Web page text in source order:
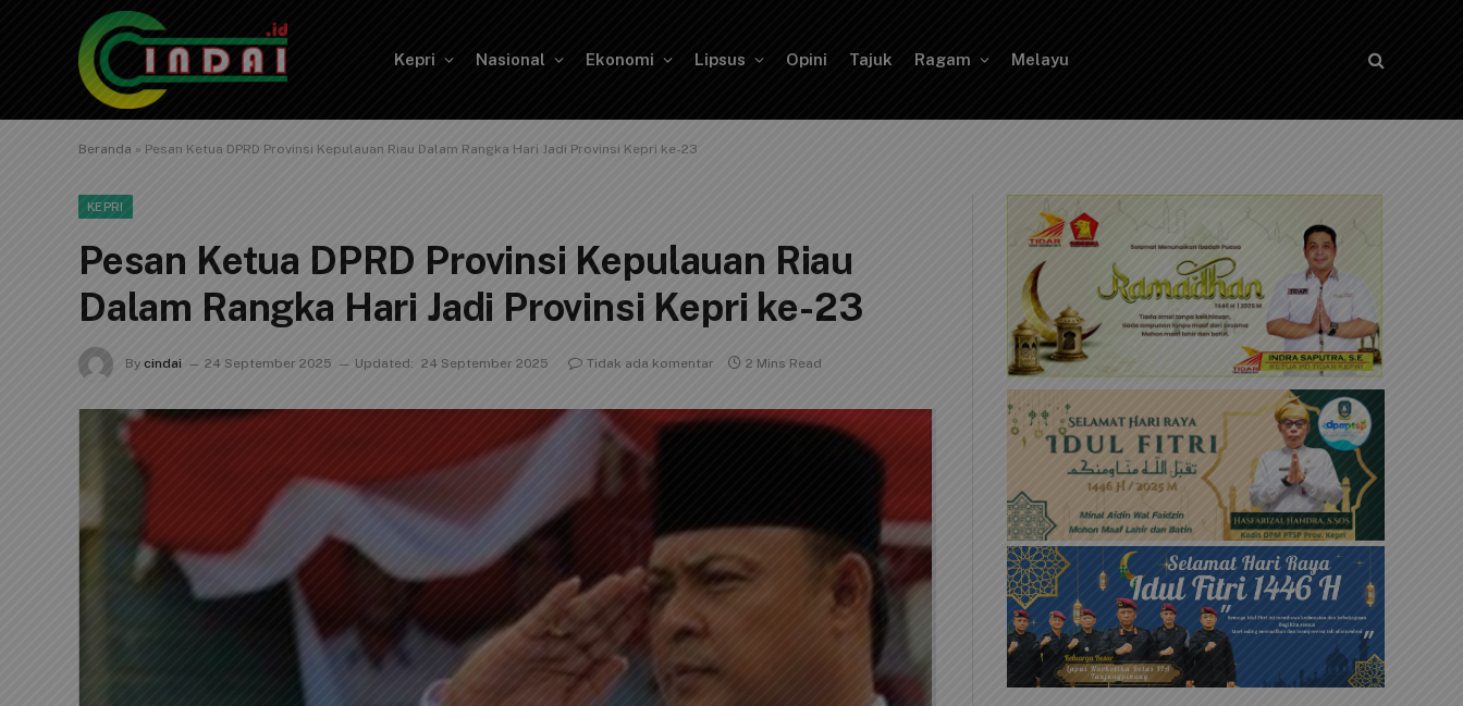
Kepri Nasional Ekonomi Lipsus Opini Tajuk Ragam Melayu
Beranda » Pesan Ketua DPRD Provinsi Kepulauan Riau Dalam Rangka Hari Jadi Provinsi Kepri ke-23
KEPRI
Pesan Ketua DPRD Provinsi Kepulauan Riau
Dalam Rangka Hari Jadi Provinsi Kepri ke-23
By cindai 24 September 2025 Updated: 24 September 2025 Tidak ada komentar 2 Mins Read